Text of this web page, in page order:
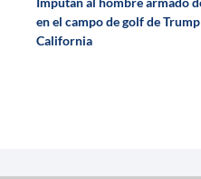
en el campo de golf de
California